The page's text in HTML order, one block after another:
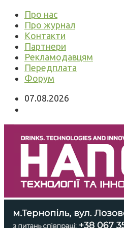
Про нас
Про журнал
Контакти
Партнери
Рекламодавцям
Передплата
Форум
07.08.2026